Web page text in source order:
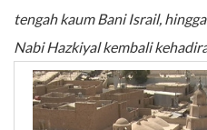
tengah kaum Bani Israil,
Nabi Hazkiyal kembali